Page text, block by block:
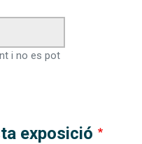
i no es pot
exposició